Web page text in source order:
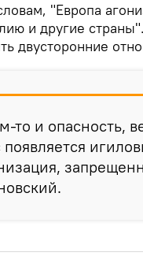
"Европа
и другие
двусторонние
то и опасность,
появляется